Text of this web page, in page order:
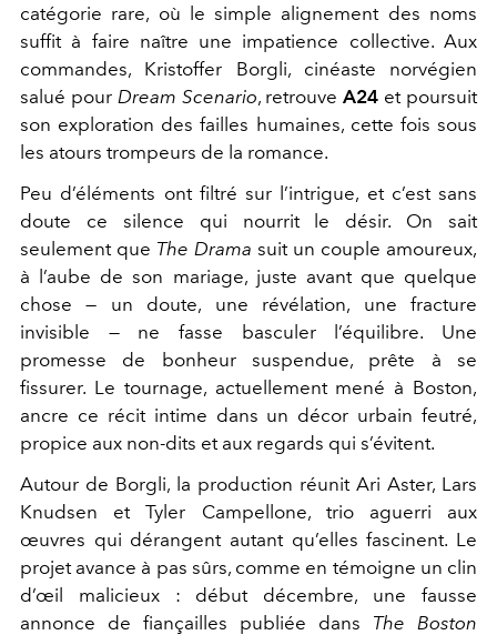
catégorie rare, où le simple alignement des noms
suffit à faire naître une impatience collective. Aux
commandes, Kristoffer Borgli, cinéaste norvégien
salué pour Dream Scenario, retrouveA24 et poursuit
son exploration des failles humaines, cette fois sous
les atours trompeurs de la romance.
Peu d’éléments ont filtré sur l’intrigue, et c’est sans
doute ce silence qui nourrit le désir. On sait
seulement que The Drama suit un couple amoureux,
à l’aube de son mariage, juste avant que quelque
chose — un doute, une révélation, une fracture
invisible — ne fasse basculer l’équilibre. Une
promesse de bonheur suspendue, prête à se
fissurer. Le tournage, actuellement mené à Boston,
ancre ce récit intime dans un décor urbain feutré,
propice aux non-dits et aux regards qui s’évitent.
Autour de Borgli, la production réunit Ari Aster, Lars
Knudsen et Tyler Campellone, trio aguerri aux
œuvres qui dérangent autant qu’elles fascinent. Le
projet avance à pas sûrs, comme en témoigne un clin
d’œil malicieux : début décembre, une fausse
annonce de fiançailles publiée dans The Boston